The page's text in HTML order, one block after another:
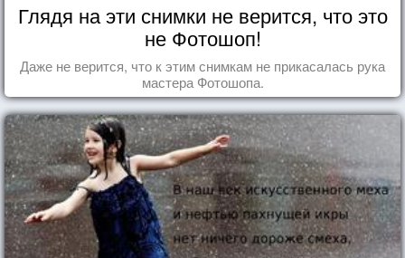
Глядя на эти снимки не верится, что это
не Фотошоп!
Даже не верится, что к этим снимкам не прикасалась рука
мастера Фотошопа.